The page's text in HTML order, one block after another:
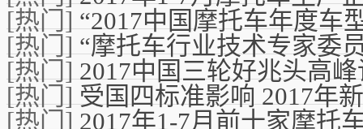
[热门]“2017中国摩托车年度车
[热门]“摩托车行业技术专家委
[热门]2017中国三轮好兆头高
[热门]受国四标准影响 2017年
[热门]2017年1-7月前十家摩托